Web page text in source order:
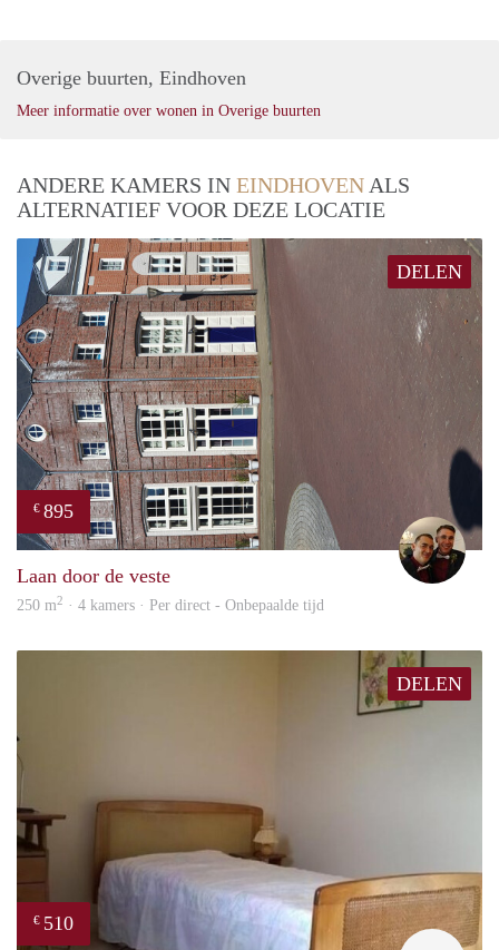
Overige buurten, Eindhoven
Meer informatie over wonen in Overige buurten
ANDERE KAMERS IN EINDHOVEN ALS
ALTERNATIEF VOOR DEZE LOCATIE
DELEN
€ 895
Laan door de veste
250 m2 · 4 kamers · Per direct - Onbepaalde tijd
DELEN
€ 510